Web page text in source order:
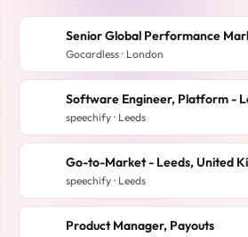
Senior Global Performance
Gocardless · London
speechify · Leeds
Go-to-Market - Leeds, United
speechify · Leeds
Product Manager, Payouts